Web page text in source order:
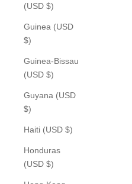
(USD $)
Guinea (USD
$)
Guinea-Bissau
(USD $)
Guyana (USD
$)
Haiti (USD $)
Honduras
(USD $)